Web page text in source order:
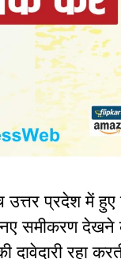
प्रदेश में हुए
समीकरण देखने
रहा